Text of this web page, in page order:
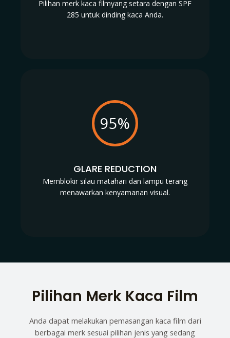
Pilihan merk kaca filmyang setara dengan SPF
285 untuk dinding kaca Anda.
95%
GLARE REDUCTION
Memblokir silau matahari dan lampu terang
menawarkan kenyamanan visual.
Pilihan Merk Kaca Film
Anda dapat melakukan pemasangan kaca film dari
berbagai merk sesuai pilihan jenis yang sedang